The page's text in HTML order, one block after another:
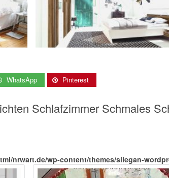
WhatsApp Pinterest
Schlafzimmer Schmales
nrwart.de/wp-content/themes/silegan-